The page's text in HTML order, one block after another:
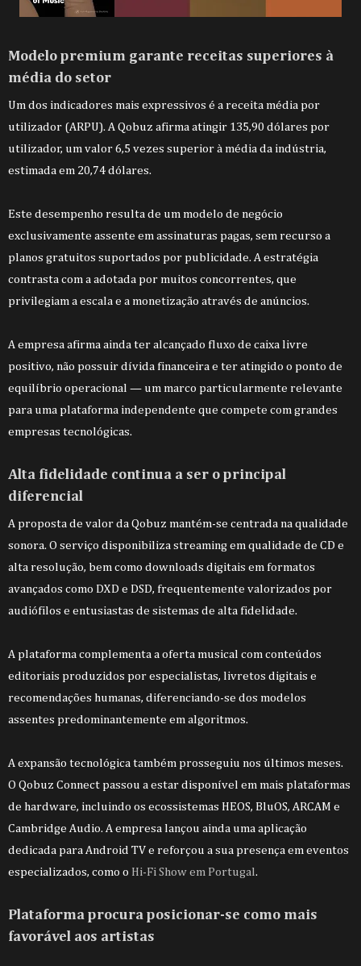
Modelo premium garante receitas superiores à
média do setor
Um dos indicadores mais expressivos é a receita média por
utilizador (ARPU). A Qobuz afirma atingir 135,90 dólares por
utilizador, um valor 6,5 vezes superior à média da indústria,
estimada em 20,74 dólares.
Este desempenho resulta de um modelo de negócio
exclusivamente assente em assinaturas pagas, sem recurso a
planos gratuitos suportados por publicidade. A estratégia
contrasta com a adotada por muitos concorrentes, que
privilegiam a escala e a monetização através de anúncios.
A empresa afirma ainda ter alcançado fluxo de caixa livre
positivo, não possuir dívida financeira e ter atingido o ponto de
equilíbrio operacional — um marco particularmente relevante
para uma plataforma independente que compete com grandes
empresas tecnológicas.
Alta fidelidade continua a ser o principal
diferencial
A proposta de valor da Qobuz mantém-se centrada na qualidade
sonora. O serviço disponibiliza streaming em qualidade de CD e
alta resolução, bem como downloads digitais em formatos
avançados como DXD e DSD, frequentemente valorizados por
audiófilos e entusiastas de sistemas de alta fidelidade.
A plataforma complementa a oferta musical com conteúdos
editoriais produzidos por especialistas, livretos digitais e
recomendações humanas, diferenciando-se dos modelos
assentes predominantemente em algoritmos.
A expansão tecnológica também prosseguiu nos últimos meses.
O Qobuz Connect passou a estar disponível em mais plataformas
de hardware, incluindo os ecossistemas HEOS, BluOS, ARCAM e
Cambridge Audio. A empresa lançou ainda uma aplicação
dedicada para Android TV e reforçou a sua presença em eventos
especializados, como o Hi-Fi Show em Portugal.
Plataforma procura posicionar-se como mais
favorável aos artistas